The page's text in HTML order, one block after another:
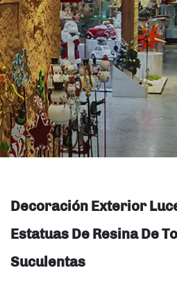
Decoración Exterior
Estatuas De Resina De
Suculentas